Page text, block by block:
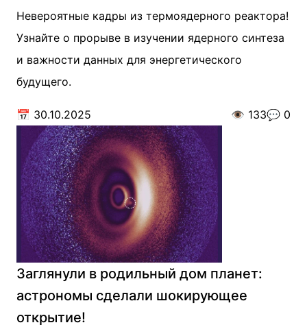
Невероятные кадры из термоядерного реактора!
Узнайте о прорыве в изучении ядерного синтеза
и важности данных для энергетического
будущего.
📅 30.10.2025 👁️ 133💬 0
Заглянули в родильный дом планет:
астрономы сделали шокирующее
открытие!